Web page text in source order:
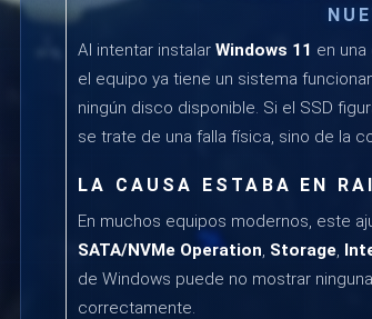
Al intentar instalar Windows 11 en
el equipo ya tiene un sistema
ningún disco disponible. Si el SSD
se trate de una falla física, sino de la
LA CAUSA ESTABA EN
En muchos equipos modernos, este
SATA/NVMe Operation Storage
de Windows puede no mostrar
correctamente.